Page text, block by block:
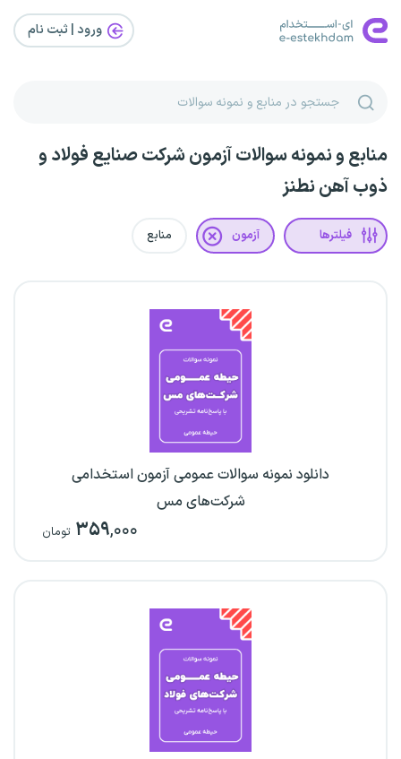
ورود | ثبت‌ نام
منابع و نمونه سوالات آزمون شرکت صنایع فولاد و
ذوب آهن نطنز
فیلترها آزمون منابع
دانلود نمونه سوالات عمومی آزمون استخدامی
شرکت‌های مس
۳۵۹,۰۰۰ تومان